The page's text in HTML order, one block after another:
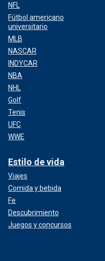
NFL
Fútbol americano
universitario
MLB
NASCAR
INDYCAR
NBA
NHL
Golf
Tenis
UFC
WWE
Estilo de vida
Viajes
Comida y bebida
Fe
Descubrimiento
Juegos y concursos